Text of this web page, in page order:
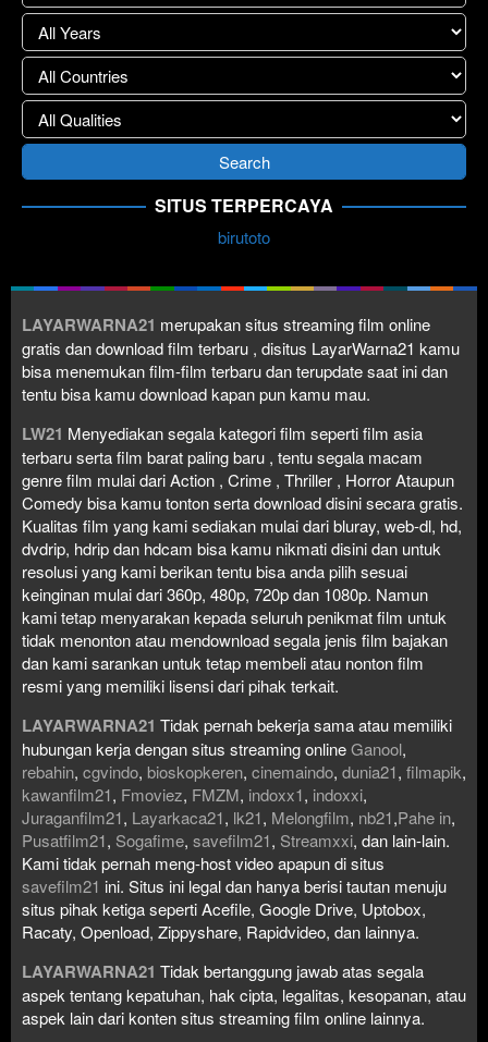
SITUS TERPERCAYA
birutoto
LAYARWARNA21 merupakan situs streaming film online
gratis dan download film terbaru , disitus LayarWarna21 kamu
bisa menemukan film-film terbaru dan terupdate saat ini dan
tentu bisa kamu download kapan pun kamu mau.
LW21 Menyediakan segala kategori film seperti film asia
terbaru serta film barat paling baru , tentu segala macam
genre film mulai dari Action , Crime , Thriller , Horror Ataupun
Comedy bisa kamu tonton serta download disini secara gratis.
Kualitas film yang kami sediakan mulai dari bluray, web-dl, hd,
dvdrip, hdrip dan hdcam bisa kamu nikmati disini dan untuk
resolusi yang kami berikan tentu bisa anda pilih sesuai
keinginan mulai dari 360p, 480p, 720p dan 1080p. Namun
kami tetap menyarakan kepada seluruh penikmat film untuk
tidak menonton atau mendownload segala jenis film bajakan
dan kami sarankan untuk tetap membeli atau nonton film
resmi yang memiliki lisensi dari pihak terkait.
LAYARWARNA21 Tidak pernah bekerja sama atau memiliki
hubungan kerja dengan situs streaming onlineGanool,
rebahin, cgvindo, bioskopkeren, cinemaindo, dunia21, filmapik,
kawanfilm21, Fmoviez, FMZM, indoxx1, indoxxi,
Juraganfilm21, Layarkaca21, lk21, Melongfilm, nb21,Pahe in,
Pusatfilm21, Sogafime, savefilm21, Streamxxi, dan lain-lain.
Kami tidak pernah meng-host video apapun di situs
savefilm21 ini. Situs ini legal dan hanya berisi tautan menuju
situs pihak ketiga seperti Acefile, Google Drive, Uptobox,
Racaty, Openload, Zippyshare, Rapidvideo, dan lainnya.
LAYARWARNA21 Tidak bertanggung jawab atas segala
aspek tentang kepatuhan, hak cipta, legalitas, kesopanan, atau
aspek lain dari konten situs streaming film online lainnya.